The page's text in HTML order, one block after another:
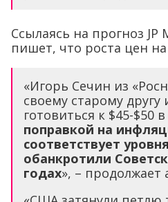
Ссылаясь на прогноз JP
пишет, что роста цен
«Игорь Сечин из
своему старому другу
готовиться к $45-$50
поправкой на
соответствует
обанкротили
годах», – продолжает